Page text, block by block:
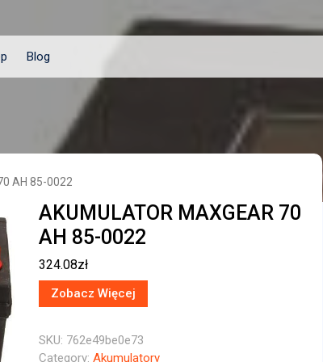
Blog
AH 85-0022
AKUMULATOR MAXGEAR 70
AH 85-0022
324.08zł
Zobacz Więcej
SKU: 762e49be0e73
Category: Akumulatory